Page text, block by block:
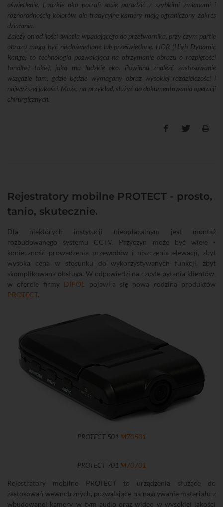
oświetlenie. Ludzkie oko potrafi sobie poradzić z szybkimi zmianami i
różnorodnością kolorów, ale tradycyjne kamery mają ograniczony zakres
działania.
Zależy on od ilości światła wpadającego do przetwornika, przy czym partie
obrazu mogą być niedoświetlone lub prześwietlone. HDR (High Dynamic
Range) to technologia pozwalająca na otrzymanie obrazu o rozpiętości
tonalnej takiej, jaką ma ludzkie oko. Powinna znaleźć zastosowanie
wszędzie tam, gdzie będzie wymagany obraz wysokiej rozdzielczości i
najwyższej jakości. Może, na przykład, służyć do dokumentowania operacji
chirurgicznych.
Rejestratory mobilne PROTECT - prosto,
tanio, skutecznie.
Dla niektórych instytucji nieopłacalnym jest montaż
rozbudowanego systemu CCTV. Przyczyn może być wiele -
konieczność prowadzenia przewodów i niszczenia elewacji, zbyt
wysoka cena w stosunku do wykorzystywanych funkcji, zbyt
skomplikowana obsługa. W odpowiedzi na częste pytania klientów,
w ofercie firmy DIPOL
pojawiła się nowa rodzina produktów
PROTECT.
PROTECT 501 M70501
PROTECT 701 M70701
Rejestratory mobilne PROTECT to urządzenia służące do
zastosowań wewnętrznych, pozwalające na nagrywanie materiału z
wbudowanej kamery, w tym audio oraz wideo w wysokiej jakości